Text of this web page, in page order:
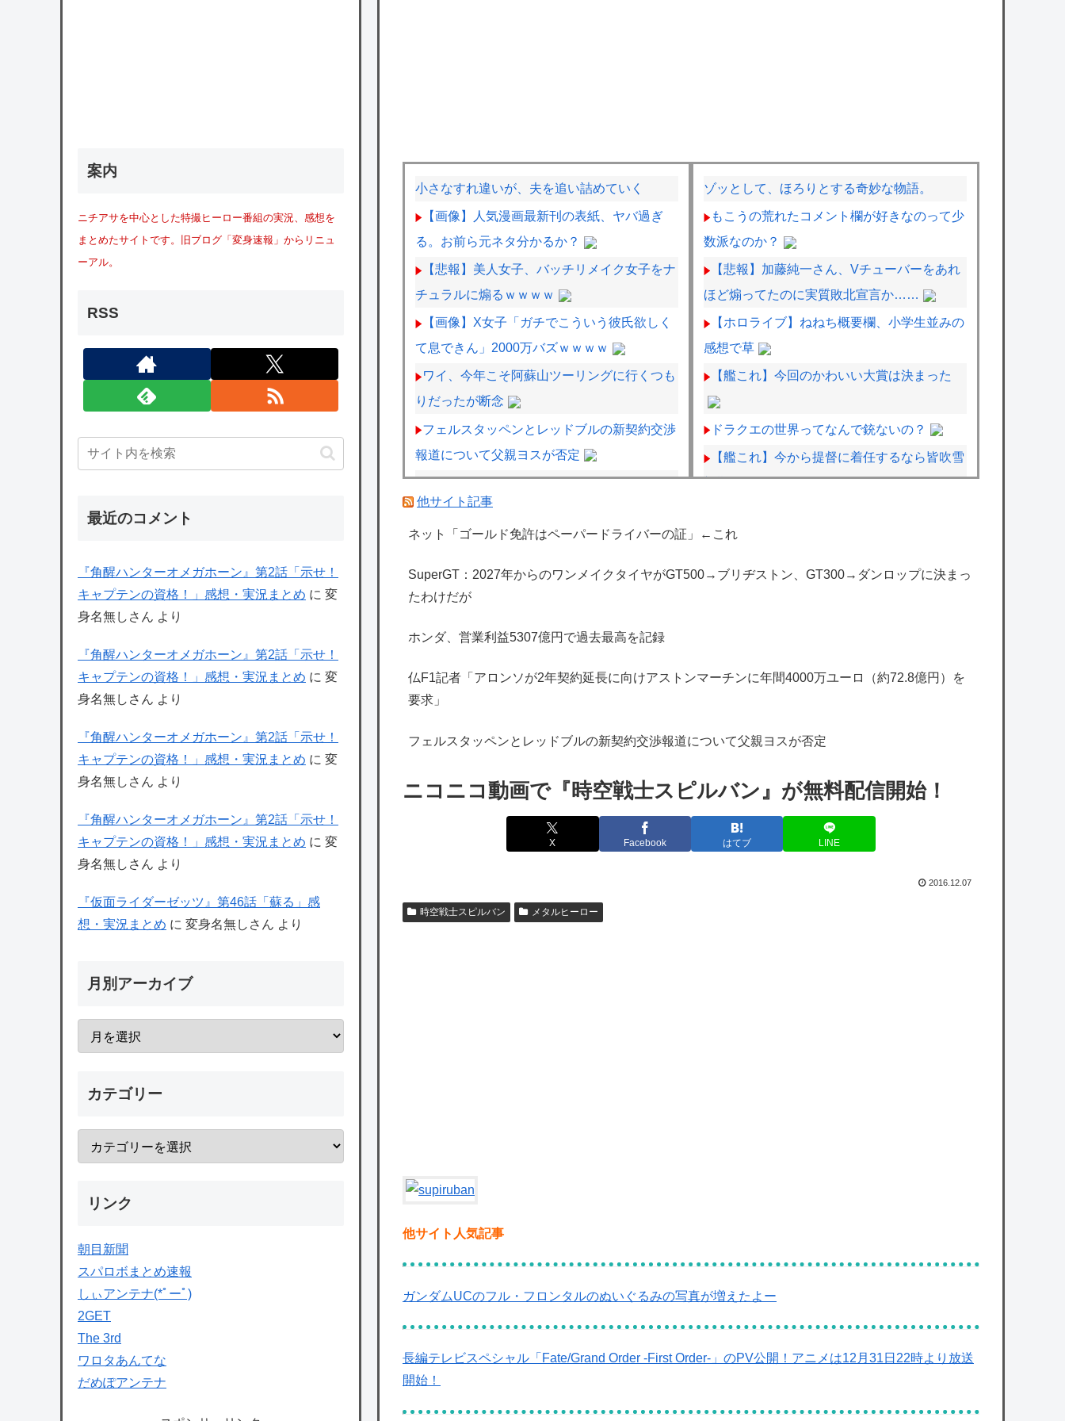
小さなすれ違いが、夫を追い詰めていく
【画像】人気漫画最新刊の表紙、ヤバ過ぎ
る。お前ら元ネタ分かるか？
【悲報】美人女子、バッチリメイク女子をナ
チュラルに煽るｗｗｗｗ
【画像】X女子「ガチでこういう彼氏欲しく
て息できん」2000万バズｗｗｗｗ
ワイ、今年こそ阿蘇山ツーリングに行くつも
りだったが断念
フェルスタッペンとレッドブルの新契約交渉
報道について父親ヨスが否定
レクサスの軽トラとかどうよ
【波乗り納豆NG？】余計なもん食わないで
納豆食っときゃ間違いないことが判明した
出たあの親日経営者に海外が大騒ぎ
の為替介入再びで海外が大騒ぎ
韓国人「実は日本経済を支えて生かしている
のは韓国人である理由がこちら…」→「日本
応
本地震直後の日本の対応のスピードに世界が
★【ワートリ】細かい情報まで含めて構成さ
ゾッとして、ほろりとする奇妙な物語。
もこうの荒れたコメント欄が好きなのって少
数派なのか？
【悲報】加藤純一さん、Vチューバーをあれ
ほど煽ってたのに実質敗北宣言か……
【ホロライブ】ねねち概要欄、小学生並みの
感想で草
【艦これ】今回のかわいい大賞は決まった
ドラクエの世界ってなんで銃ないの？
【艦これ】今から提督に着任するなら皆吹雪
初期艦なんだろうか
時点でのポイント、ハイスコアのボーダー
が登場するｗｗｗｗ
【速報】キングダムで初めて｢ん？｣ってなっ
たシーン、完全に一致してしまうｗｗｗｗｗ
ｗｗｗｗｗｗｗｗ
【疑問】羽田空港近くで全日空機が衝突防止
装置で作動回避。これで「ニアミスではな
他サイト記事
ネット「ゴールド免許はペーパードライバーの証」←これ
SuperGT：2027年からのワンメイクタイヤがGT500→ブリヂストン、GT300→ダンロップに決まっ
たわけだが
ホンダ、営業利益5307億円で過去最高を記録
仏F1記者「アロンソが2年契約延長に向けアストンマーチンに年間4000万ユーロ（約72.8億円）を
要求」
フェルスタッペンとレッドブルの新契約交渉報道について父親ヨスが否定
ニコニコ動画で『時空戦士スピルバン』が無料配信開始！
X Facebook はてブ LINE
2016.12.07
時空戦士スピルバン メタルヒーロー
他サイト人気記事
ガンダムUCのフル・フロンタルのぬいぐるみの写真が増えたよー
長編テレビスペシャル「Fate/Grand Order ‐First Order‐」のPV公開！アニメは12月31日22時より放送
開始！
案内
ニチアサを中心とした特撮ヒーロー番組の実況、感想を
まとめたサイトです。旧ブログ「変身速報」からリニュ
ーアル。
RSS
最近のコメント
『角醒ハンターオメガホーン』第2話「示せ！
キャプテンの資格！」感想・実況まとめ に 変
身名無しさん より
『角醒ハンターオメガホーン』第2話「示せ！
キャプテンの資格！」感想・実況まとめ に 変
身名無しさん より
『角醒ハンターオメガホーン』第2話「示せ！
キャプテンの資格！」感想・実況まとめ に 変
身名無しさん より
『角醒ハンターオメガホーン』第2話「示せ！
キャプテンの資格！」感想・実況まとめ に 変
身名無しさん より
『仮面ライダーゼッツ』第46話「蘇る」感
想・実況まとめ に 変身名無しさん より
月別アーカイブ
カテゴリー
リンク
朝目新聞
スパロボまとめ速報
しぃアンテナ(*ﾟーﾟ)
2GET
The 3rd
ワロタあんてな
だめぽアンテナ